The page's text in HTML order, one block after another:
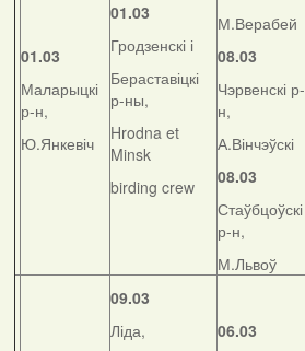
01.03
Маларыцкі
р-н,
Ю.Янкевіч
01.03
Гродзенскі і
Бераставіцкі
р-ны,
Hrodna et
Minsk
birding crew
М.Верабей
08.03
Чэрвенскі р-
н,
А.Вінчэўскі
08.03
Стаўбцоўскі
р-н,
М.Львоў
09.03
Ліда,
06.03